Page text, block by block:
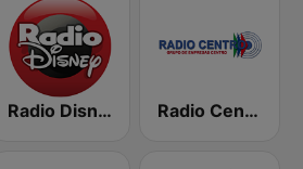
Radio Disney Bolivia Radio Centro FM 96.1